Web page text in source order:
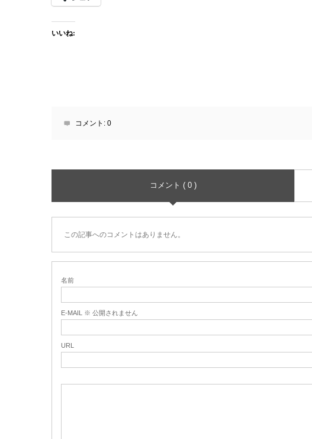
いいね:
コメント: 0
コメント ( 0 )
この記事へのコメントはありません。
名前
E-MAIL ※ 公開されません
URL